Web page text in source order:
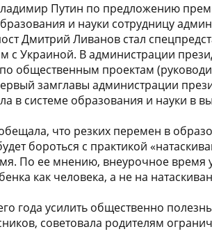
Путин по предложению
и науки сотрудницу
Дмитрий Ливанов стал
с Украиной. В администрации
общественным проектам
замглавы администрации
в системе образования и науки в
что резких перемен в
бороться с практикой
По ее мнению, внеурочное время
как человека, а не на
года усилить общественно
советовала родителям